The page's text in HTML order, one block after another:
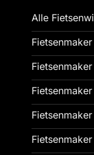
Alle